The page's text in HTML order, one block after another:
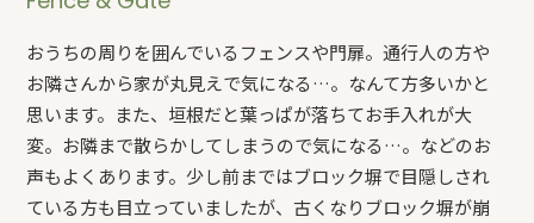
おうちの周りを囲んでいるフェンスや門扉。通行人の方や
お隣さんから家が丸見えで気になる…。なんて方多いかと
思います。また、垣根だと葉っぱが落ちてお手入れが大
変。お隣まで散らかしてしまうので気になる…。などのお
声もよくあります。少し前まではブロック塀で目隠しされ
ている方も目立っていましたが、古くなりブロック塀が崩